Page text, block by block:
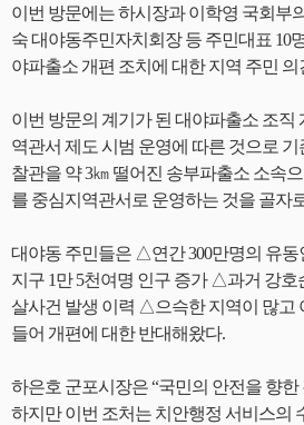
이번 방문에는 하시장과 이학영 국회부
숙 대야동주민자치회장 등 주민대표 10
야파출소 개편 조치에 대한 지역 주민
이번 방문의 계기가 된 대야파출소 조직
역관서 제도 시범 운영에 따른 것으로
찰관을 약 3㎞ 떨어진 송부파출소 소속
를 중심지역관서로 운영하는 것을 골자
대야동 주민들은 △연간 300만명의 유
지구 1만 5천여명 인구 증가 △과거 강호
살사건 발생 이력 △으슥한 지역이 많고
들어 개편에 대한 반대해왔다.
하은호 군포시장은 “국민의 안전을 향
하지만 이번 조처는 치안행정 서비스의